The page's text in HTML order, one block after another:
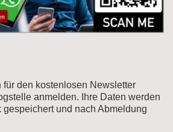
für den kostenlosen Newsletter
anmelden. Ihre Daten werden
gespeichert und nach Abmeldung